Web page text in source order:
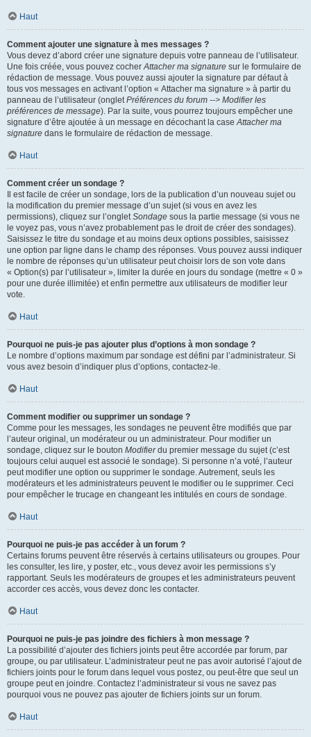
Haut
Comment ajouter une signature à mes messages ?
Vous devez d’abord créer une signature depuis votre panneau de l’utilisateur.
Une fois créée, vous pouvez cocherAttacher ma signature sur le formulaire de
rédaction de message. Vous pouvez aussi ajouter la signature par défaut à
tous vos messages en activant l’option « Attacher ma signature » à partir du
panneau de l’utilisateur (ongletPréférences du forum --> Modifier les
préférences de message). Par la suite, vous pourrez toujours empêcher une
signature d’être ajoutée à un message en décochant la caseAttacher ma
signature dans le formulaire de rédaction de message.
Haut
Comment créer un sondage ?
Il est facile de créer un sondage, lors de la publication d’un nouveau sujet ou
la modification du premier message d’un sujet (si vous en avez les
permissions), cliquez sur l’ongletSondage sous la partie message (si vous ne
le voyez pas, vous n’avez probablement pas le droit de créer des sondages).
Saisissez le titre du sondage et au moins deux options possibles, saisissez
une option par ligne dans le champ des réponses. Vous pouvez aussi indiquer
le nombre de réponses qu’un utilisateur peut choisir lors de son vote dans
« Option(s) par l’utilisateur », limiter la durée en jours du sondage (mettre « 0 »
pour une durée illimitée) et enfin permettre aux utilisateurs de modifier leur
vote.
Haut
Pourquoi ne puis-je pas ajouter plus d’options à mon sondage ?
Le nombre d’options maximum par sondage est défini par l’administrateur. Si
vous avez besoin d’indiquer plus d’options, contactez-le.
Haut
Comment modifier ou supprimer un sondage ?
Comme pour les messages, les sondages ne peuvent être modifiés que par
l’auteur original, un modérateur ou un administrateur. Pour modifier un
sondage, cliquez sur le bouton Modifierdu premier message du sujet (c’est
toujours celui auquel est associé le sondage). Si personne n’a voté, l’auteur
peut modifier une option ou supprimer le sondage. Autrement, seuls les
modérateurs et les administrateurs peuvent le modifier ou le supprimer. Ceci
pour empêcher le trucage en changeant les intitulés en cours de sondage.
Haut
Pourquoi ne puis-je pas accéder à un forum ?
Certains forums peuvent être réservés à certains utilisateurs ou groupes. Pour
les consulter, les lire, y poster, etc., vous devez avoir les permissions s’y
rapportant. Seuls les modérateurs de groupes et les administrateurs peuvent
accorder ces accès, vous devez donc les contacter.
Haut
Pourquoi ne puis-je pas joindre des fichiers à mon message ?
La possibilité d’ajouter des fichiers joints peut être accordée par forum, par
groupe, ou par utilisateur. L’administrateur peut ne pas avoir autorisé l’ajout de
fichiers joints pour le forum dans lequel vous postez, ou peut-être que seul un
groupe peut en joindre. Contactez l’administrateur si vous ne savez pas
pourquoi vous ne pouvez pas ajouter de fichiers joints sur un forum.
Haut